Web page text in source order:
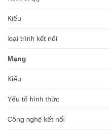
Kiểu
loại trình kết nối
Mạng
Kiểu
Yếu tố hình thức
Công nghệ kết nối